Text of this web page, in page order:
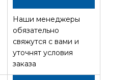
СТОИМОСТЬ
Наши менеджеры
обязательно
свяжутся с вами и
уточнят условия
заказа